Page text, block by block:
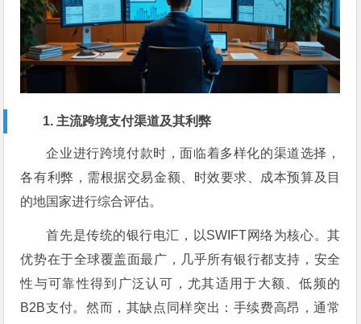
1. 主流跨境支付渠道及其利弊
企业进行跨境付款时，面临着多样化的渠道选择，
各有利弊，需根据交易金额、时效要求、成本预算及目
的地国家进行综合评估。
首先是传统的银行电汇，以SWIFT网络为核心。其
优势在于全球覆盖面最广，几乎所有银行都支持，安全
性与可靠性得到广泛认可，尤其适用于大额、低频的
B2B支付。然而，其缺点同样突出：手续费高昂，通常